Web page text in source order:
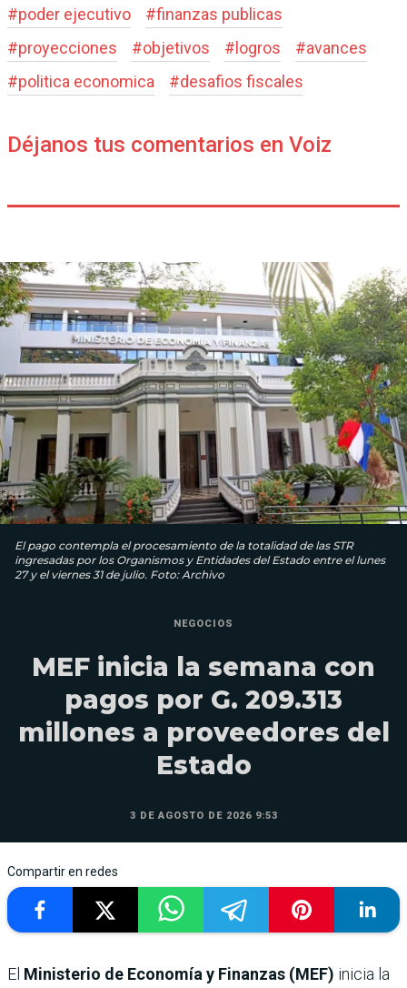
#poder ejecutivo #finanzas publicas
#proyecciones #objetivos # logros #avances
#politica economica #desafios fiscales
Déjanos tus comentarios en Voiz
El pago contempla el procesamiento de la totalidad de las STR
ingresadas por los Organismos y Entidades del Estado entre el lunes
27 y el viernes 31 de julio. Foto: Archivo
NEGOCIOS
MEF inicia la semana con
pagos por G. 209.313
millones a proveedores del
Estado
3 DE AGOSTO DE 2026 9:53
Compartir en redes
El Ministerio de Economía y Finanzas (MEF) inicia la